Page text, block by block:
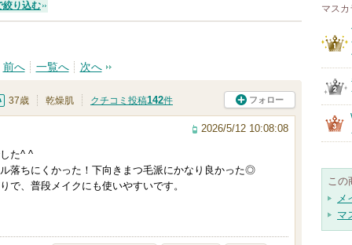
絞り込む
前へ 一覧へ 次へ
37歳 乾燥肌 クチコミ投稿142件 フォロー
2026/5/12 10:08:08
た^ ^
落ちにくかった！下向きまつ毛派にかなり良かった◎
で、普段メイクにも使いやすいです。
マス
この
メ
マ